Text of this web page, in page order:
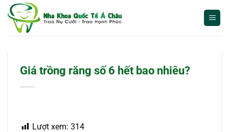
qua
Giá trồng răng số 6 hết bao nhiêu?
Lượt xem: 314